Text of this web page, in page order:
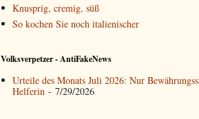
Knusprig, cremig, süß
So kochen Sie noch italienischer
Volksverpetzer - AntiFakeNews
Urteile des Monats Juli 2026: Nur
Helferin - 7/29/2026